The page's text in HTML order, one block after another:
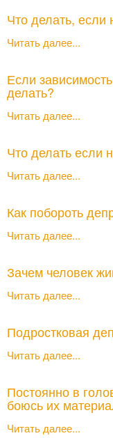
Что делать, если
Читать далее...
Если
делать?
Читать далее...
Что делать если
Читать далее...
Как побороть
Читать далее...
Зачем человек
Читать далее...
Подростковая
Читать далее...
Постоянно в
боюсь их
Читать далее...